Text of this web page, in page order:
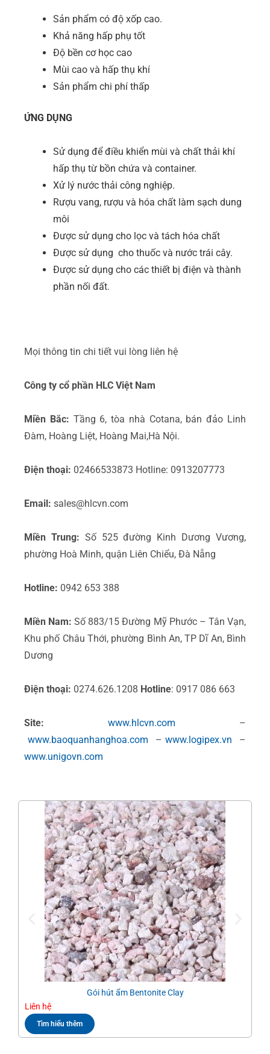
Sản phẩm có độ xốp cao.
Khả năng hấp phụ tốt
Độ bền cơ học cao
Mùi cao và hấp thụ khí
Sản phẩm chi phí thấp
ỨNG DỤNG
Sử dụng để điều khiển mùi và chất thải khí
hấp thụ từ bồn chứa và container.
Xử lý nước thải công nghiệp.
Rượu vang, rượu và hóa chất làm sạch dung
môi
Được sử dụng cho lọc và tách hóa chất
Được sử dụng cho thuốc và nước trái cây.
Được sử dụng cho các thiết bị điện và thành
phần nối đất.
Mọi thông tin chi tiết vui lòng liên hệ
Công ty cổ phần HLC Việt Nam
Miền Bắc: Tầng 6, tòa nhà Cotana, bán đảo Linh
Đàm, Hoàng Liệt, Hoàng Mai,Hà Nội.
Điện thoại: 02466533873 Hotline: 0913207773
Email: sales@hlcvn.com
Miền Trung: Số 525 đường Kinh Dương Vương,
phường Hoà Minh, quận Liên Chiểu, Đà Nẵng
Hotline: 0942 653 388
Miền Nam: Số 883/15 Đường Mỹ Phước – Tân Vạn,
Khu phố Châu Thới, phường Bình An, TP Dĩ An, Bình
Dương
Điện thoại: 0274.626.1208 Hotline: 0917 086 663
Site: www.hlcvn.com –
www.baoquanhanghoa.com –www.logipex.vn –
www.unigovn.com
Gói hút ẩm Bentonite Clay
Liên hệ
Tìm hiểu thêm